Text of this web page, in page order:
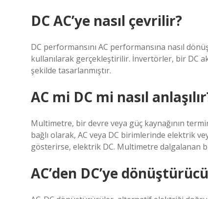
DC AC’ye nasıl çevrilir?
DC performansını AC performansına nasıl
kullanılarak gerçekleştirilir. İnvertörler, bir DC
şekilde tasarlanmıştır.
AC mi DC mi nasıl
Multimetre, bir devre veya güç kaynağının
bağlı olarak, AC veya DC birimlerinde elektrik
gösterirse, elektrik DC. Multimetre dalgalanan
AC’den DC’ye